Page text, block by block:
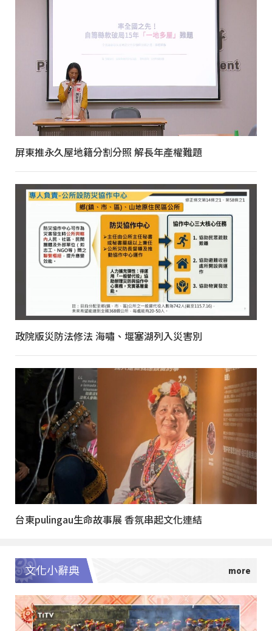
屏東推永久屋地籍分割分照 解長年產權難題
政院版災防法修法 海嘯、堰塞湖列入災害別
台東pulingau生命故事展 香氛串起文化連結
文化小辭典